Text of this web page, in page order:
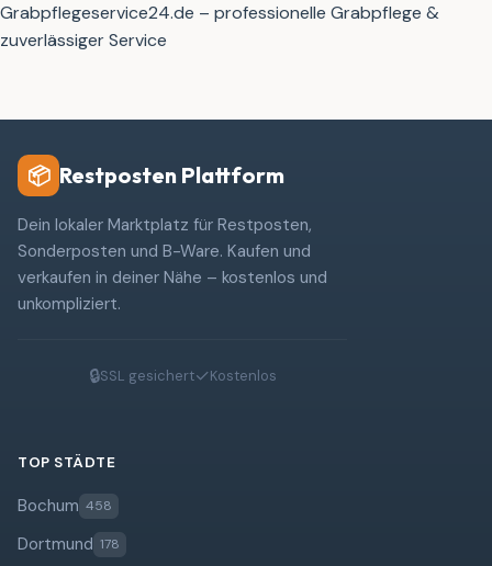
Grabpflegeservice24.de – professionelle Grabpflege &
zuverlässiger Service
📦 Restposten Plattform
Dein lokaler Marktplatz für Restposten,
Sonderposten und B-Ware. Kaufen und
verkaufen in deiner Nähe – kostenlos und
unkompliziert.
🔒SSL gesichert✓Kostenlos
TOP STÄDTE
Bochum 458
Dortmund 178